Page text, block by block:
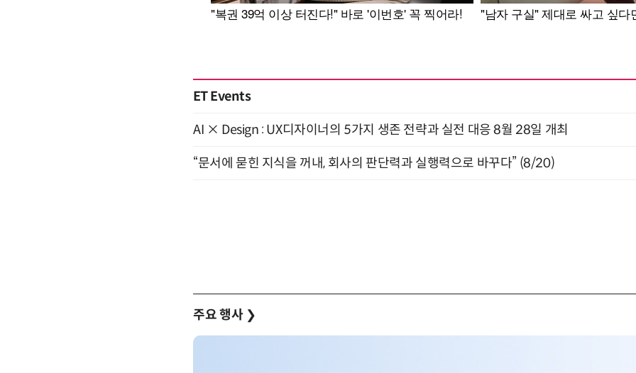
ET Events
AI × Design : UX디자이너의 5가지 생존 전략과 실전 대응 8월 28일 개최
“문서에 묻힌 지식을 꺼내, 회사의 판단력과 실행력으로 바꾸다” (8/20)
주요 행사 ❯